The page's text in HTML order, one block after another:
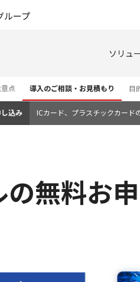
ループ
ソリュ
点 導入のご相談・お見積もり 目
込み ICカード、プラスチックカード
無料お